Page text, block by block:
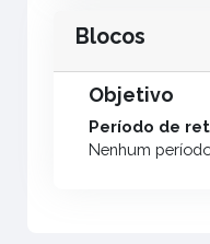
Blocos
Objetivo
Período de
Nenhum